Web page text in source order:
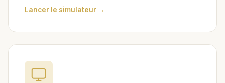
Lancer le simulateur →